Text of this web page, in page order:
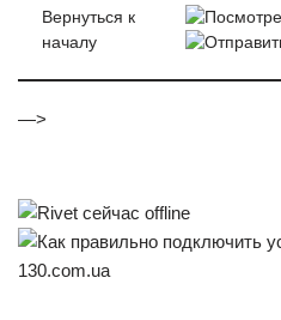
Вернуться к
началу
—>